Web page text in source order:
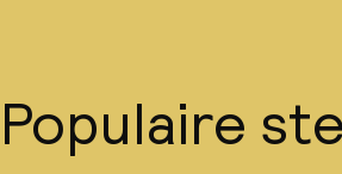
Populaire